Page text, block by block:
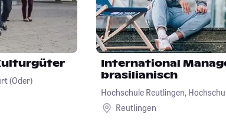
(Oder)
International
brasilianisch
Hochschule Reutlingen,
Wirtschaft-Informatik-Design
Reutlingen